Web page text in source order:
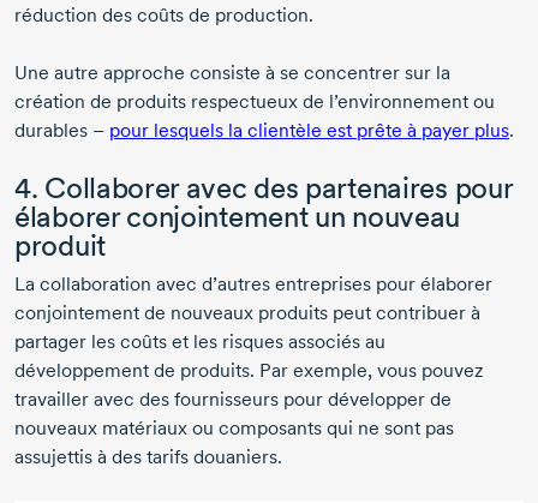
réduction des coûts de production.
Une autre approche consiste à se concentrer sur la
création de produits respectueux de l’environnement ou
durables – pour lesquels la clientèle est prête à payer plus.
4. Collaborer avec des partenaires pour
élaborer conjointement un nouveau
produit
La collaboration avec d’autres entreprises pour élaborer
conjointement de nouveaux produits peut contribuer à
partager les coûts et les risques associés au
développement de produits. Par exemple, vous pouvez
travailler avec des fournisseurs pour développer de
nouveaux matériaux ou composants qui ne sont pas
assujettis à des tarifs douaniers.